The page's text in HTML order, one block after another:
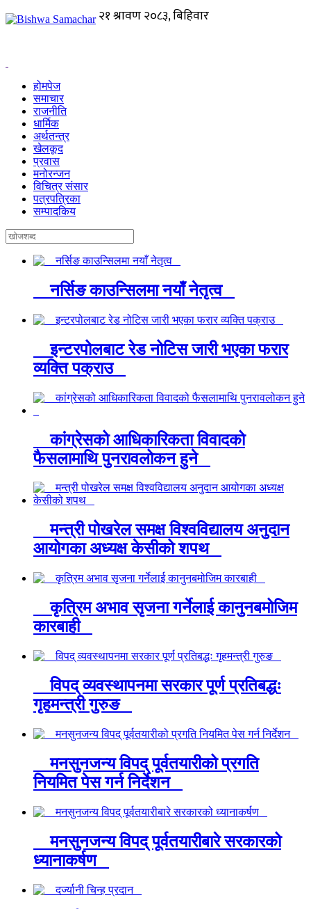
होमपेज
समाचार
राजनीति
धार्मिक
अर्थतन्त्र
खेलकूद
प्रवास
मनोरन्जन
विचित्र संसार
पत्रपत्रिका
सम्पादकिय
नर्सिङ काउन्सिलमा नयाँ नेतृत्व
इन्टरपोलबाट रेड नोटिस जारी भएका फरार
व्यक्ति पक्राउ
कांग्रेसको आधिकारिकता विवादको
फैसलामाथि पुनरावलोकन हुने
मन्त्री पोखरेल समक्ष विश्वविद्यालय अनुदान
आयोगका अध्यक्ष केसीको शपथ
कृत्रिम अभाव सृजना गर्नेलाई कानुनबमोजिम
कारबाही
विपद् व्यवस्थापनमा सरकार पूर्ण प्रतिबद्धः
गृहमन्त्री गुरुङ
मनसुनजन्य विपद् पूर्वतयारीको प्रगति
नियमित पेस गर्न निर्देशन
मनसुनजन्य विपद् पूर्वतयारीबारे सरकारको
ध्यानाकर्षण